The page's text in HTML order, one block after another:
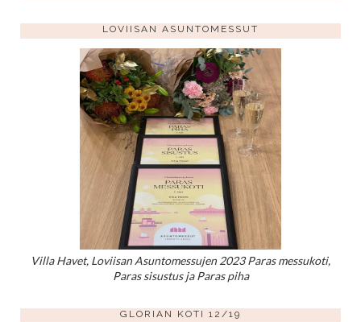
LOVIISAN ASUNTOMESSUT
Villa Havet, Loviisan Asuntomessujen 2023 Paras messukoti,
Paras sisustus ja Paras piha
GLORIAN KOTI 12/19